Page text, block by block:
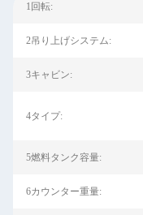
1回転:
2吊り上げシステム:
3キャビン:
4タイプ:
5燃料タンク容量:
6カウンター重量: